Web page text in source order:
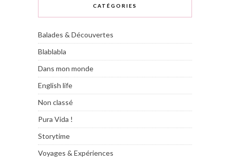
CATÉGORIES
Balades & Découvertes
Blablabla
Dans mon monde
English life
Non classé
Pura Vida !
Storytime
Voyages & Expériences